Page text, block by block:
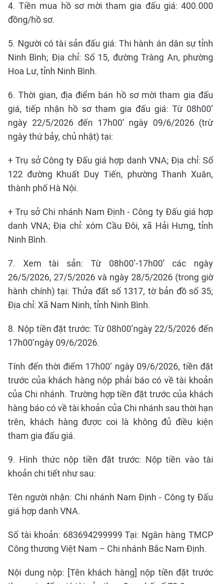
4. Tiền mua hồ sơ mời tham gia đấu giá: 400.000
đồng/hồ sơ.
5. Người có tài sản đấu giá: Thi hành án dân sự tỉnh
Ninh Bình; Địa chỉ: Số 15, đường Tràng An, phường
Hoa Lư, tỉnh Ninh Bình.
6. Thời gian, địa điểm bán hồ sơ mời tham gia đấu
giá, tiếp nhận hồ sơ tham gia đấu giá: Từ 08h00’
ngày 22/5/2026 đến 17h00’ ngày 09/6/2026 (trừ
ngày thứ bảy, chủ nhật) tại:
+ Trụ sở Công ty Đấu giá hợp danh VNA; Địa chỉ: Số
122 đường Khuất Duy Tiến, phường Thanh Xuân,
thành phố Hà Nội.
+ Trụ sở Chi nhánh Nam Định - Công ty Đấu giá hợp
danh VNA; Địa chỉ: xóm Cầu Đôi, xã Hải Hưng, tỉnh
Ninh Bình.
7. Xem tài sản: Từ 08h00’-17h00’ các ngày
26/5/2026, 27/5/2026 và ngày 28/5/2026 (trong giờ
hành chính) tại: Thửa đất số 1317, tờ bản đồ số 35;
Địa chỉ: Xã Nam Ninh, tỉnh Ninh Bình.
8. Nộp tiền đặt trước: Từ 08h00’ngày 22/5/2026 đến
17h00’ngày 09/6/2026.
Tính đến thời điểm 17h00’ ngày 09/6/2026, tiền đặt
trước của khách hàng nộp phải báo có về tài khoản
của Chi nhánh. Trường hợp tiền đặt trước của khách
hàng báo có về tài khoản của Chi nhánh sau thời hạn
trên, khách hàng được coi là không đủ điều kiện
tham gia đấu giá.
9. Hình thức nộp tiền đặt trước: Nộp tiền vào tài
khoản chi tiết như sau:
Tên người nhận: Chi nhánh Nam Định - Công ty Đấu
giá hợp danh VNA.
Số tài khoản: 683694299999 Tại: Ngân hàng TMCP
Công thương Việt Nam – Chi nhánh Bắc Nam Định.
Nội dung nộp: [Tên khách hàng] nộp tiền đặt trước